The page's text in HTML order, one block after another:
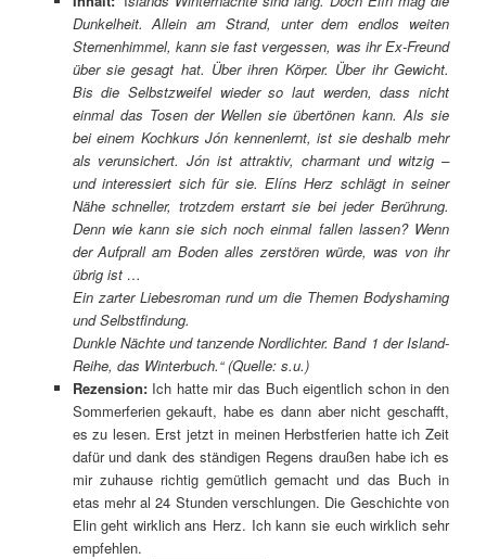
Dunkelheit. Allein am Strand, unter dem endlos weiten
Sternenhimmel, kann sie fast vergessen, was ihr Ex-Freund
über sie gesagt hat. Über ihren Körper. Über ihr Gewicht.
Bis die Selbstzweifel wieder so laut werden, dass nicht
einmal das Tosen der Wellen sie übertönen kann. Als sie
bei einem Kochkurs Jón kennenlernt, ist sie deshalb mehr
als verunsichert. Jón ist attraktiv, charmant und witzig –
und interessiert sich für sie. Elíns Herz schlägt in seiner
Nähe schneller, trotzdem erstarrt sie bei jeder Berührung.
Denn wie kann sie sich noch einmal fallen lassen? Wenn
der Aufprall am Boden alles zerstören würde, was von ihr
übrig ist …
Ein zarter Liebesroman rund um die Themen Bodyshaming
und Selbstfindung.
Dunkle Nächte und tanzende Nordlichter. Band 1 der Island-
Reihe, das Winterbuch.“ (Quelle: s.u.)
Rezension: Ich hatte mir das Buch eigentlich schon in den
Sommerferien gekauft, habe es dann aber nicht geschafft,
es zu lesen. Erst jetzt in meinen Herbstferien hatte ich Zeit
dafür und dank des ständigen Regens draußen habe ich es
mir zuhause richtig gemütlich gemacht und das Buch in
etas mehr al 24 Stunden verschlungen. Die Geschichte von
Elin geht wirklich ans Herz. Ich kann sie euch wirklich sehr
empfehlen.